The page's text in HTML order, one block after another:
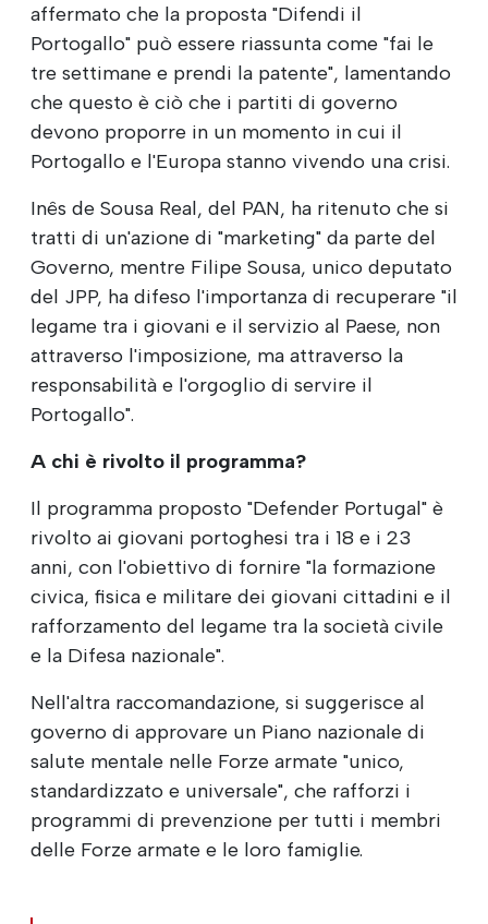
affermato che la proposta "Difendi il
Portogallo" può essere riassunta come "fai le
tre settimane e prendi la patente", lamentando
che questo è ciò che i partiti di governo
devono proporre in un momento in cui il
Portogallo e l'Europa stanno vivendo una crisi.
Inês de Sousa Real, del PAN, ha ritenuto che si
tratti di un'azione di "marketing" da parte del
Governo, mentre Filipe Sousa, unico deputato
del JPP, ha difeso l'importanza di recuperare "il
legame tra i giovani e il servizio al Paese, non
attraverso l'imposizione, ma attraverso la
responsabilità e l'orgoglio di servire il
Portogallo".
A chi è rivolto il programma?
Il programma proposto "Defender Portugal" è
rivolto ai giovani portoghesi tra i 18 e i 23
anni, con l'obiettivo di fornire "la formazione
civica, fisica e militare dei giovani cittadini e il
rafforzamento del legame tra la società civile
e la Difesa nazionale".
Nell'altra raccomandazione, si suggerisce al
governo di approvare un Piano nazionale di
salute mentale nelle Forze armate "unico,
standardizzato e universale", che rafforzi i
programmi di prevenzione per tutti i membri
delle Forze armate e le loro famiglie.